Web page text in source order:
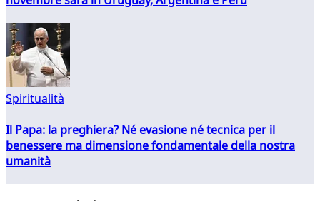
Spiritualità
Il Papa: la preghiera? Né evasione né tecnica per il
benessere ma dimensione fondamentale della nostra
umanità